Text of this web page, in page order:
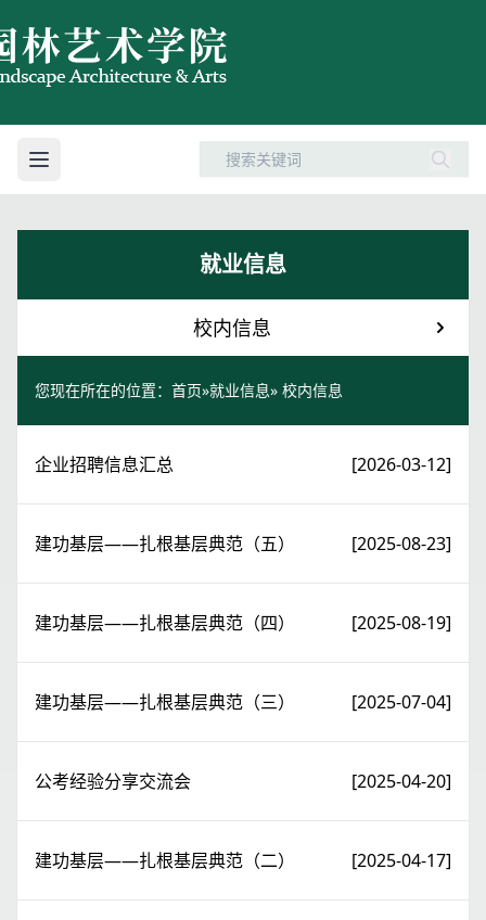
就业信息
校内信息
您现在所在的位置： 首页»就业信息» 校内信息
企业招聘信息汇总 [2026-03-12]
建功基层——扎根基层典范（五） [2025-08-23]
建功基层——扎根基层典范（四） [2025-08-19]
建功基层——扎根基层典范（三） [2025-07-04]
公考经验分享交流会 [2025-04-20]
建功基层——扎根基层典范（二） [2025-04-17]